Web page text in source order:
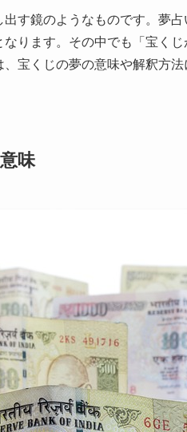
す鏡のようなものです。夢
ります。その中でも「宝く
宝くじの夢の意味や解釈方
味